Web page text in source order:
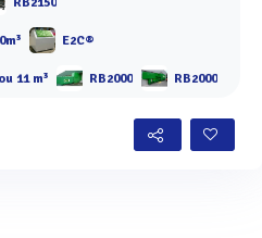
RB2150
E2C®
11 m³ RB2000 RB2000